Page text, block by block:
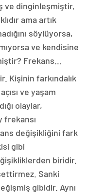
ve dinginleşmiştir,
ama artık
söylüyorsa,
ve kendisine
Frekans…
Kişinin farkındalık
ve yaşam
olaylar,
frekansı
değişikliğini fark
gibi
biridir.
Sanki
gibidir. Aynı